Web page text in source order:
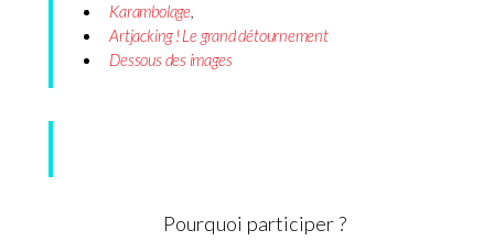
Karambolage,
Artjacking ! Le grand détournement
Dessous des images
Pourquoi participer ?